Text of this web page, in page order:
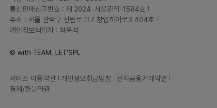
통신판매신고번호 : 제 2024-서울관악-1584호
주소 : 서울 관악구 신림로 117 창업히어로3 404호
개인정보책임자 : 최윤석
© with TEAM, LET'SPL
서비스 이용약관 개인정보취급방침
전자금융거래약관
결제/환불약관